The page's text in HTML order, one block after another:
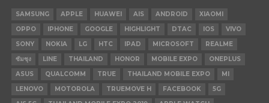
SAMSUNG APPLE HUAWEI AIS ANDROID
XIAOMI
OPPO
IPHONE GOOGLE HIGHLIGHT DTAC IOS
VIVO
SONY
NOKIA LG HTC IPAD MICROSOFT
REALME
ซัมซุง
LINE THAILAND HONOR MOBILE EXPO
ONEPLUS
ASUS
QUALCOMM TRUE THAILAND MOBILE EXPO
MI
LENOVO
MOTOROLA TRUEMOVE H FACEBOOK
5G